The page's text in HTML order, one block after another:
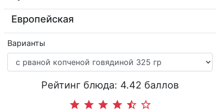
Европейская
Варианты
Рейтинг блюда: 4.42 баллов
star star star star star_half star_border